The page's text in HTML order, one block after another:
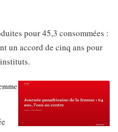
pour 45,3 consommées :
un accord de cinq ans pour